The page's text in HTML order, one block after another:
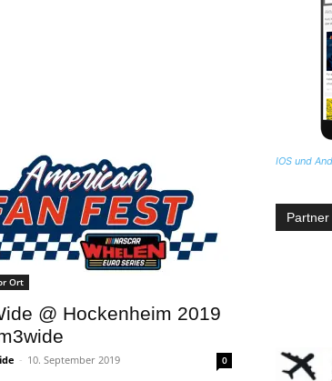
Ort
@ Hockenheim 2019
- 10. September 2019 0
IOS und
Partner